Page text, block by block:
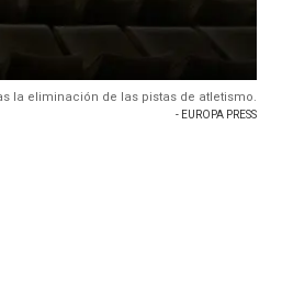
la eliminación de las pistas de atletismo.
- EUROPA PRESS